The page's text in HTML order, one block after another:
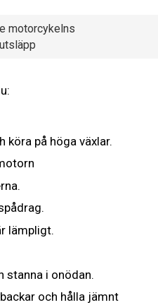
motorcykelns
köra på höga växlar.
lämpligt.
stanna i onödan.
och hålla jämnt